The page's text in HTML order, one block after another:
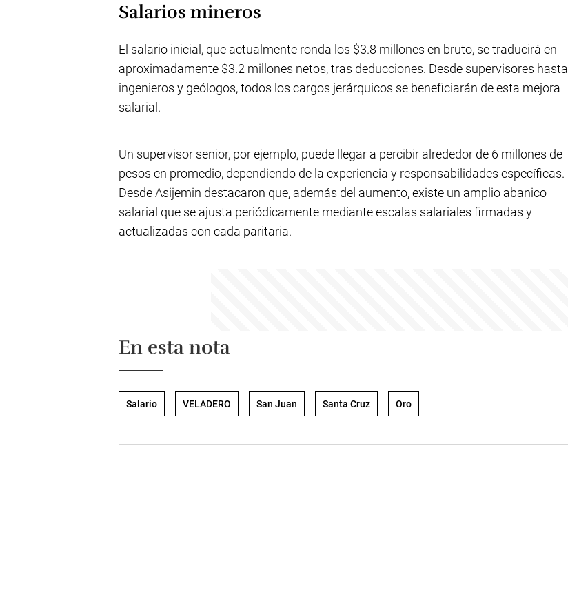
Salarios mineros
El salario inicial, que actualmente ronda los $3.8 millones en bruto, se traducirá en
aproximadamente $3.2 millones netos, tras deducciones. Desde supervisores hasta
ingenieros y geólogos, todos los cargos jerárquicos se beneficiarán de esta mejora
salarial.
Un supervisor senior, por ejemplo, puede llegar a percibir alrededor de 6 millones de
pesos en promedio, dependiendo de la experiencia y responsabilidades específicas.
Desde Asijemin destacaron que, además del aumento, existe un amplio abanico
salarial que se ajusta periódicamente mediante escalas salariales firmadas y
actualizadas con cada paritaria.
En esta nota
Salario VELADERO San Juan Santa Cruz Oro